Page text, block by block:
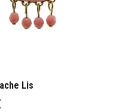
Lis